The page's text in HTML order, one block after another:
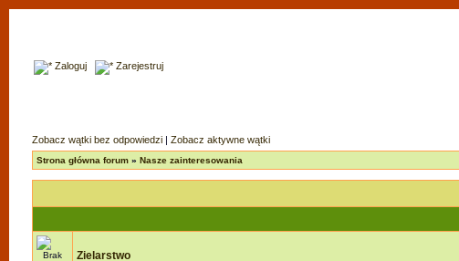
Zaloguj Zarejestruj
Zobacz wątki bez odpowiedzi | Zobacz aktywne wątki
Strona główna forum » Nasze zainteresowania
Zielarstwo